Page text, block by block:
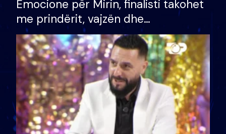
Emocione për Mirin, finalisti takohet
me prindërit, vajzën dhe
bashkëshorten: S’kemi ndonjë letër
divorci apo jo?